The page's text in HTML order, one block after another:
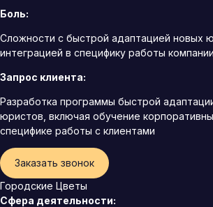
Боль:
Сложности с быстрой адаптацией новых
интеграцией в специфику работы компании
Запрос клиента:
Разработка программы быстрой
юристов, включая обучение
специфике работы с клиентами
Заказать звонок
Городские Цветы
Сфера деятельности: